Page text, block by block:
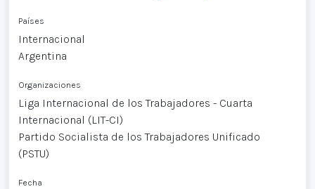
Países
Internacional
Argentina
Organizaciones
Liga Internacional de los Trabajadores - Cuarta
Internacional (LIT-CI)
Partido Socialista de los Trabajadores Unificado
(PSTU)
Fecha